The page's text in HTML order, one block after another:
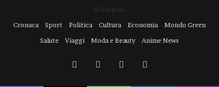
dell'Aquila.
Cronaca
Sport Politica Cultura Economia
Mondo Green
Salute
Viaggi Moda e Beauty Anime News
Facebook